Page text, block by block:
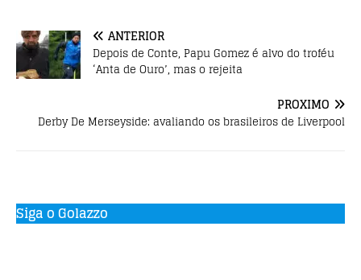
o
k
p
ANTERIOR
Depois de Conte, Papu Gomez é alvo do troféu
‘Anta de Ouro’, mas o rejeita
PRÓXIMO
Derby De Merseyside: avaliando os brasileiros de Liverpool
Siga o Golazzo